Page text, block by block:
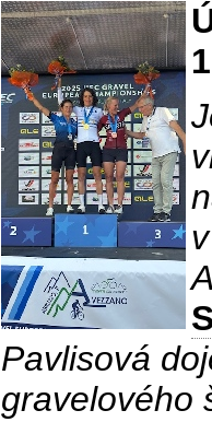
Pavlisová
gravelového